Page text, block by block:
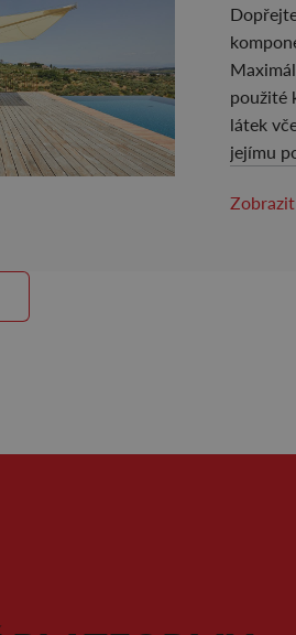
použité
látek
jejímu